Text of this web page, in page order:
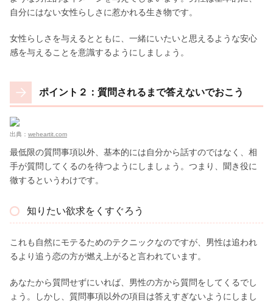
自分にはない女性らしさに惹かれる生き物です。
女性らしさを与えるとともに、一緒にいたいと思えるような安心
感を与えることを意識するようにしましょう。
ポイント２：質問されるまで答えないでおこう
出典： weheartit.com
最低限の質問事項以外、基本的には自分から話すのではなく、相
手が質問してくるのを待つようにしましょう。つまり、聞き役に
徹するというわけです。
知りたい欲求をくすぐろう
これも自然にモテるためのテクニックなのですが、男性は追われ
るより追う恋の方が燃え上がると言われています。
あなたから質問せずにいれば、男性の方から質問をしてくるでし
ょう。しかし、質問事項以外の項目は答えすぎないようにしまし